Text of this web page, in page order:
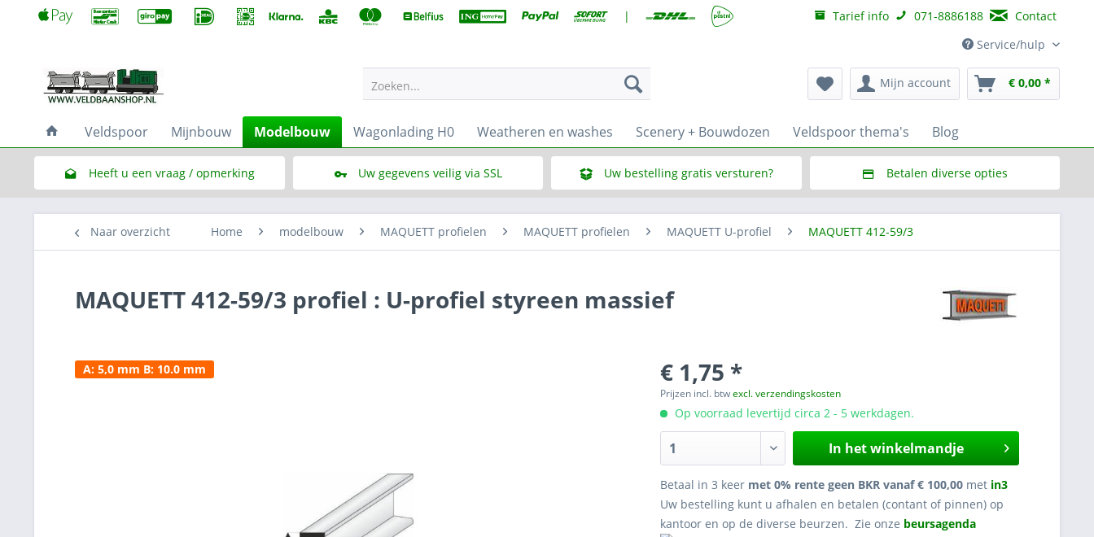
| Tarief info 071-8886188
Contact
Service/hulp
Zoeken... Mijn account € 0,00 *
Veldspoor Mijnbouw Modelbouw Wagonlading H0 Weatheren en washes Scenery + Bouwdozen Veldspoor thema's Blog
Heeft u een vraag / opmerking Uw gegevens veilig via SSL Uw bestelling gratis versturen? Betalen diverse opties
Naar overzicht
Home modelbouw MAQUETT profielen MAQUETT profielen MAQUETT U-profiel MAQUETT 412-59/3
MAQUETT 412-59/3 profiel : U-profiel styreen massief
A: 5,0 mm B: 10.0 mm € 1,75 *
Prijzen incl. btwexcl. verzendingskosten
Op voorraad levertijd circa 2 - 5 werkdagen.
In het winkelmandje
Betaal in 3 keer met 0% rente geen BKR vanaf € 100,00 met in3
Uw bestelling kunt u afhalen en betalen (contant of pinnen) op
kantoor en op de diverse beurzen. Zie onze beursagenda